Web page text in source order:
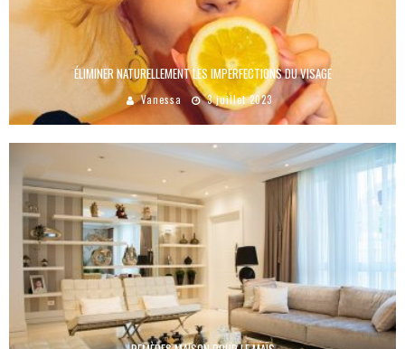
ÉLIMINER NATURELLEMENT LES IMPERFECTIONS DU VISAGE
Vanessa 3 juillet 2023